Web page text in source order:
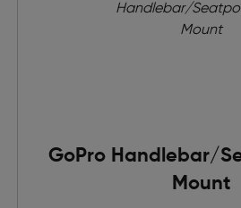
GoPro Handlebar/
Mount